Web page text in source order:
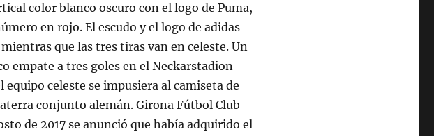
color blanco oscuro con el logo de Puma,
en rojo. El escudo y el logo de adidas
que las tres tiras van en celeste. Un
empate a tres goles en el Neckarstadion
celeste se impusiera al camiseta de
conjunto alemán. Girona Fútbol Club
de 2017 se anunció que había adquirido el